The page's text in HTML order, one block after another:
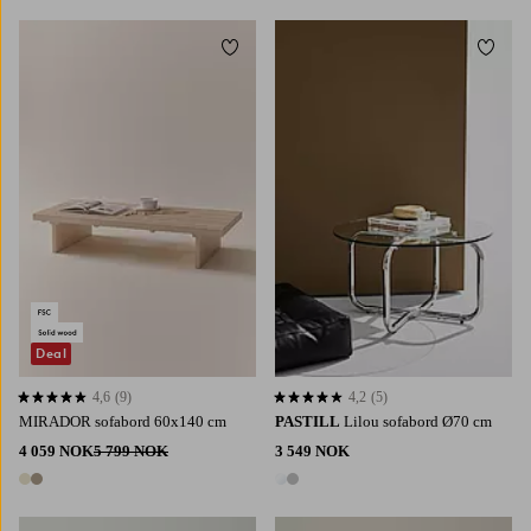
MIRADOR sofabord 60x140 cm
4 059 NOK5 799 NOK
2 farger
4,6 basert på 9 karaktergivninger
4,6 (9)
Deal
Legg til favoritter
PASTILL Lilou sofabord Ø70 cm
3 549 NOK
2 farger
4,2 basert på 5 karaktergivninger
4,2 (5)
Legg